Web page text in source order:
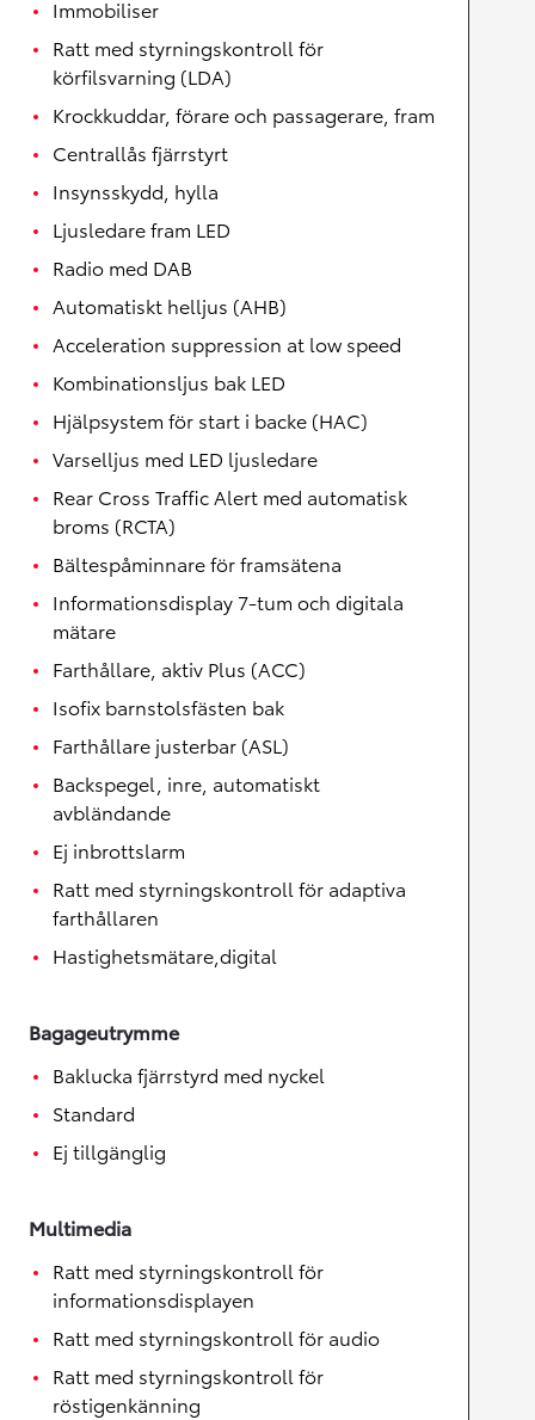
Immobiliser
Ratt med styrningskontroll för
körfilsvarning (LDA)
Krockkuddar, förare och passagerare, fram
Centrallås fjärrstyrt
Insynsskydd, hylla
Ljusledare fram LED
Radio med DAB
Automatiskt helljus (AHB)
Acceleration suppression at low speed
Kombinationsljus bak LED
Hjälpsystem för start i backe (HAC)
Varselljus med LED ljusledare
Rear Cross Traffic Alert med automatisk
broms (RCTA)
Bältespåminnare för framsätena
Informationsdisplay 7-tum och digitala
mätare
Farthållare, aktiv Plus (ACC)
Isofix barnstolsfästen bak
Farthållare justerbar (ASL)
Backspegel, inre, automatiskt
avbländande
Ej inbrottslarm
Ratt med styrningskontroll för adaptiva
farthållaren
Hastighetsmätare,digital
Bagageutrymme
Baklucka fjärrstyrd med nyckel
Standard
Ej tillgänglig
Multimedia
Ratt med styrningskontroll för
informationsdisplayen
Ratt med styrningskontroll för audio
Ratt med styrningskontroll för
röstigenkänning